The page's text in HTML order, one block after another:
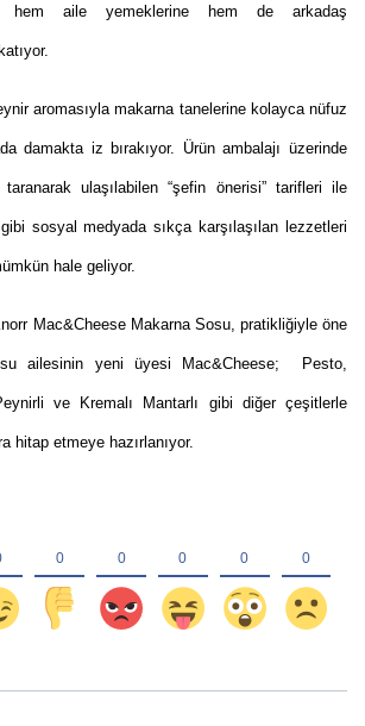
hem aile yemeklerine hem de arkadaş
aromasıyla makarna tanelerine kolayca nüfuz
damakta iz bırakıyor. Ürün ambalajı üzerinde
ulaşılabilen “şefin önerisi” tarifleri ile
sosyal medyada sıkça karşılaşılan lezzetleri
hale geliyor.
Mac&Cheese Makarna Sosu, pratikliğiyle öne
ailesinin yeni üyesi Mac&Cheese; Pesto,
ve Kremalı Mantarlı gibi diğer çeşitlerle
hitap etmeye hazırlanıyor.